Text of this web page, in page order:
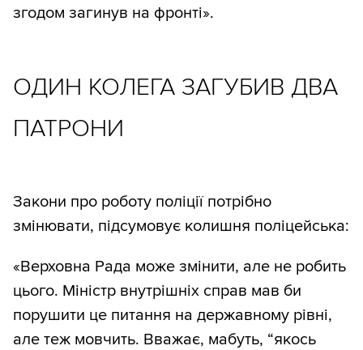
згодом загинув на фронті».
ОДИН КОЛЕГА ЗАГУБИВ ДВА
ПАТРОНИ
Закони про роботу поліції потрібно
змінювати, підсумовує колишня поліцейська:
«Верховна Рада може змінити, але не робить
цього. Міністр внутрішніх справ мав би
порушити це питання на державному рівні,
але теж мовчить. Вважає, мабуть, “якось